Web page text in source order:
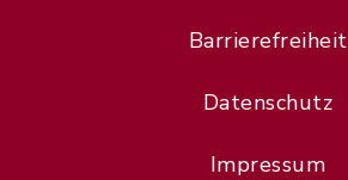
Barrierefreiheit
Datenschutz
Impressum